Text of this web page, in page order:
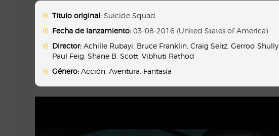
Titulo original: Suicide Squad
Fecha de lanzamiento: 03-08-2016 (United States of America)
Director: Achille Rubayi Bruce Franklin ,Craig Seitz ,Gerrod Shully
Paul Feig ,Shane B. Scott ,Vibhuti Rathod
Género: Acción ,Aventura Fantasía